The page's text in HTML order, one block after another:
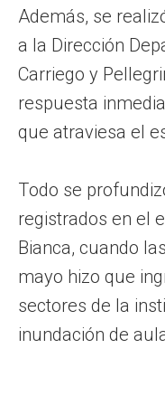
Además, se
a la Dirección
Carriego y
respuesta
que atraviesa el
Todo se
registrados en el
Bianca, cuando
mayo hizo que
sectores de la
inundación de